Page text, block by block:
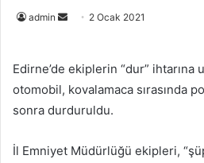
admin
Bir
göndermek
2 Ocak 2021
Edirne’de ekiplerin “dur” ihtarına
otomobil, kovalamaca sırasında
sonra durduruldu.
İl Emniyet Müdürlüğü ekipleri,